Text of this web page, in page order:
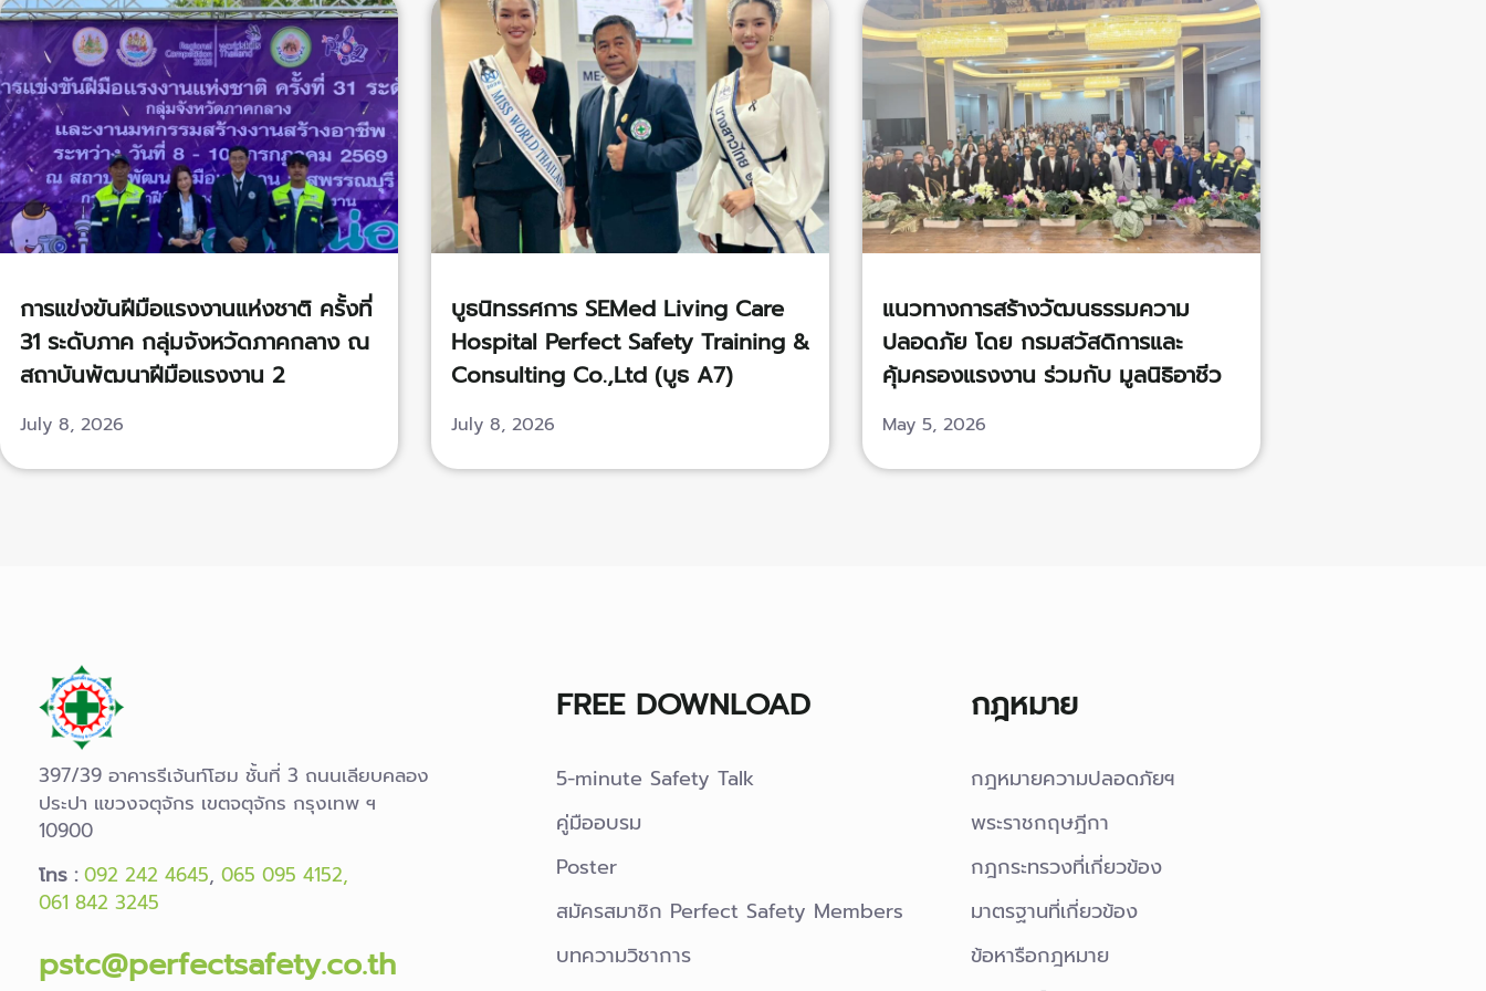
การแข่งขันฝีมือแรงงานแห่งชาติ ครั้งที่
31 ระดับภาค กลุ่มจังหวัดภาคกลาง ณ
สถาบันพัฒนาฝีมือแรงงาน 2
July 8, 2026
บูธนิทรรศการ SEMed Living Care
Hospital Perfect Safety Training &
Consulting Co.,Ltd (บูธ A7)
July 8, 2026
แนวทางการสร้างวัฒนธรรมความ
ปลอดภัย โดย กรมสวัสดิการและ
คุ้มครองแรงงาน ร่วมกับ มูลนิธิอาชีว
วิ่งแคร์
May 5, 2026
397/39 อาคารรีเจ้นท์โฮม ชั้นที่ 3 ถนนเลียบคลอง
ประปา แขวงจตุจักร เขตจตุจักร กรุงเทพ ฯ
10900
โทร : 092 242 4645,065 095 4152,
061 842 3245
pstc@perfectsafety.co.th
FREE DOWNLOAD
5-minute Safety Talk
คู่มืออบรม
Poster
สมัครสมาชิก Perfect Safety Members
บทความวิชาการ
กฎหมาย
กฎหมายความปลอดภัยฯ
พระราชกฤษฎีกา
กฎกระทรวงที่เกี่ยวข้อง
มาตรฐานที่เกี่ยวข้อง
ข้อหารือกฎหมาย